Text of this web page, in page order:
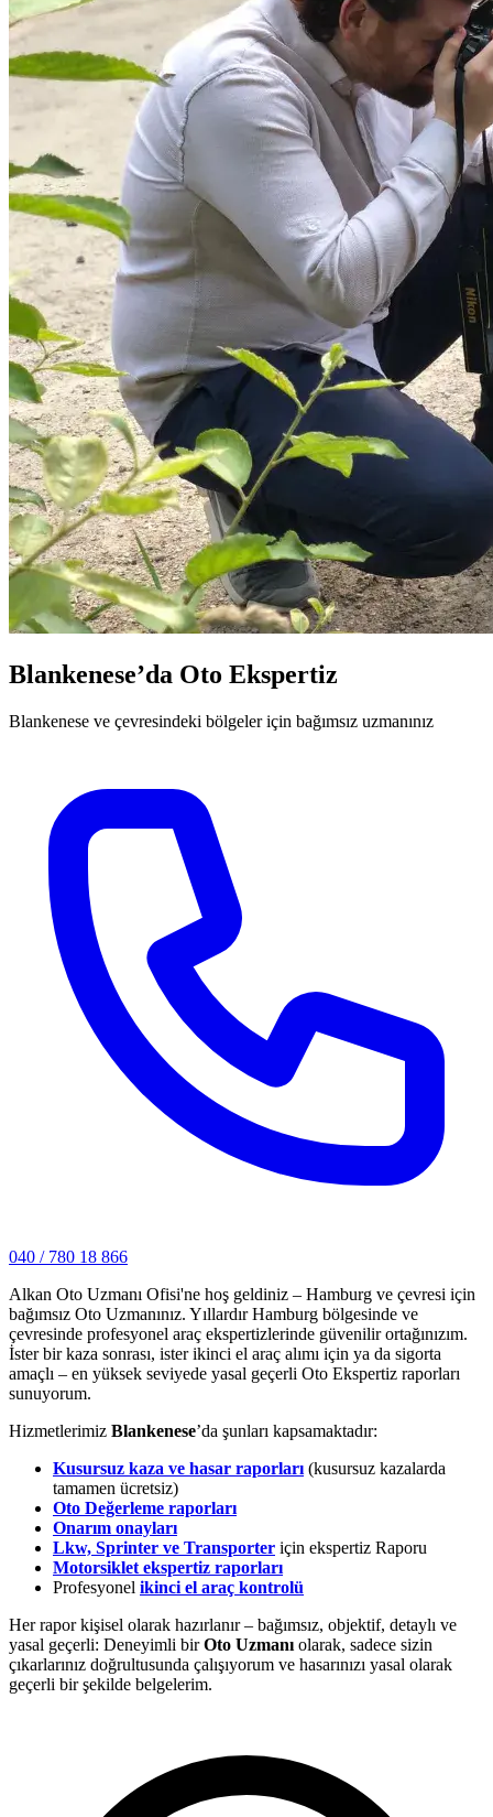
Blankenese’da Oto Ekspertiz
Blankenese ve çevresindeki bölgeler için bağımsız uzmanınız
040 / 780 18 866
Alkan Oto Uzmanı Ofisi'ne hoş geldiniz – Hamburg ve çevresi için
bağımsız Oto Uzmanınız. Yıllardır Hamburg bölgesinde ve
çevresinde profesyonel araç ekspertizlerinde güvenilir ortağınızım.
İster bir kaza sonrası, ister ikinci el araç alımı için ya da sigorta
amaçlı – en yüksek seviyede yasal geçerli Oto Ekspertiz raporları
sunuyorum.
Hizmetlerimiz Blankenese’da şunları kapsamaktadır:
Kusursuz kaza ve hasar raporları (kusursuz kazalarda
tamamen ücretsiz)
Oto Değerleme raporları
Onarım onayları
Lkw, Sprinter ve Transporter için ekspertiz Raporu
Motorsiklet ekspertiz raporları
Profesyonel ikinci el araç kontrolü
Her rapor kişisel olarak hazırlanır – bağımsız, objektif, detaylı ve
yasal geçerli: Deneyimli birOto Uzmanı olarak, sadece sizin
çıkarlarınız doğrultusunda çalışıyorum ve hasarınızı yasal olarak
geçerli bir şekilde belgelerim.